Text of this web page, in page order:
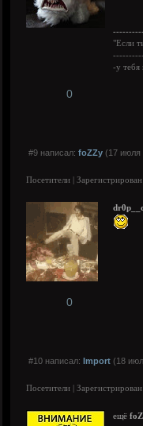
"Если
-у тебя
0
#9 написал: foZZy (17 июля
Посетители |
0
#10 написал: Import (18
Посетители |
ещё